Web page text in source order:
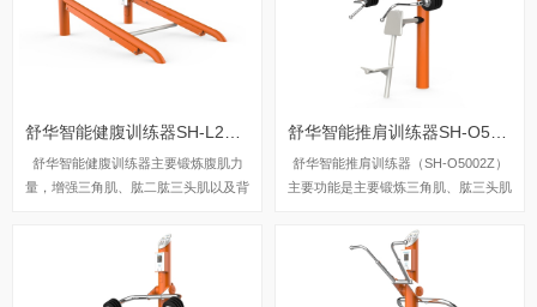
舒华智能健腹训练器SH-L2289Z
舒华智能健腹训练器主要锻炼腹肌力
量，增强三角肌、肱二肱三头肌以及背
舒华智能推肩训练器SH-O5002Z
舒华智能推肩训练器（SH-O5002Z）
主要功能是主要锻炼三角肌、肱三头肌